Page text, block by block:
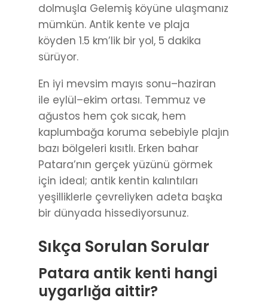
dolmuşla Gelemiş köyüne ulaşmanız
mümkün. Antik kente ve plaja
köyden 1.5 km’lik bir yol, 5 dakika
sürüyor.
En iyi mevsim mayıs sonu–haziran
ile eylül–ekim ortası. Temmuz ve
ağustos hem çok sıcak, hem
kaplumbağa koruma sebebiyle plajın
bazı bölgeleri kısıtlı. Erken bahar
Patara’nın gerçek yüzünü görmek
için ideal; antik kentin kalıntıları
yeşilliklerle çevreliyken adeta başka
bir dünyada hissediyorsunuz.
Sıkça Sorulan Sorular
Patara antik kenti hangi
uygarlığa aittir?